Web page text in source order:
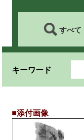
すべて
キーワード
■添付画像